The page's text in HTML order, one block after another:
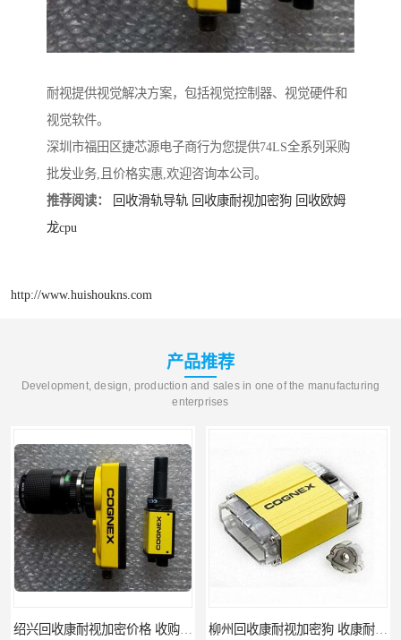
耐视提供视觉解决方案，包括视觉控制器、视觉硬件和
视觉软件。
深圳市福田区捷芯源电子商行为您提供74LS全系列采购
批发业务,且价格实惠,欢迎咨询本公司。
推荐阅读：
回收滑轨导轨 回收康耐视加密狗 回收欧姆
龙cpu
http://www.huishoukns.com
产品推荐
Development, design, production and sales in one of the manufacturing
enterprises